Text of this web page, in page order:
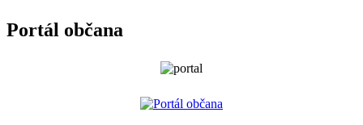
Portál občana